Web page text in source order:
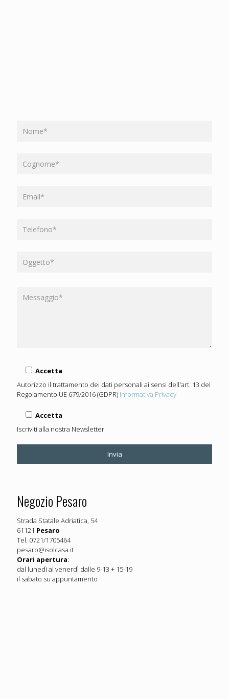
Accetta
Autorizzo il trattamento dei dati personali ai sensi dell'art. 13 del
Regolamento UE 679/2016 (GDPR) Informativa Privacy
Accetta
Iscriviti alla nostra Newsletter
Negozio Pesaro
Strada Statale Adriatica, 54
61121 Pesaro
Tel. 0721/1705464
pesaro@isolcasa.it
Orari apertura:
dal lunedì al venerdì dalle 9-13 + 15-19
il sabato su appuntamento